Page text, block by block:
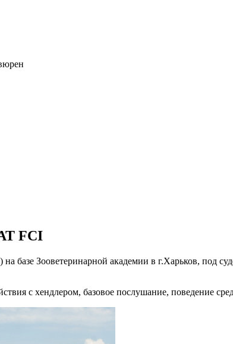
FCI
базе Зооветеринарной академии в г.Харьков, под
с хендлером, базовое послушание, поведение